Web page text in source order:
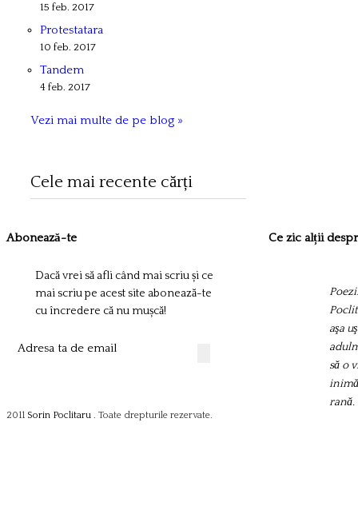
15 feb. 2017
Protestatara
10 feb. 2017
Tandem
4 feb. 2017
Vezi mai multe de pe blog »
Cele mai recente cărți
Abonează-te
Dacă vrei să afli când mai scriu și ce
mai scriu pe acest site abonează-te
cu încredere că nu mușcă!
Ce zic alții
aşa
să o
rană.
2011 Sorin Poclitaru . Toate drepturile rezervate.